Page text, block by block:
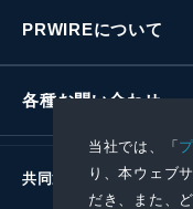
当社では、「
り、本ウェブ
だき、また、
PRWIREについて
各種お問い合わせ
共同通信社グループ